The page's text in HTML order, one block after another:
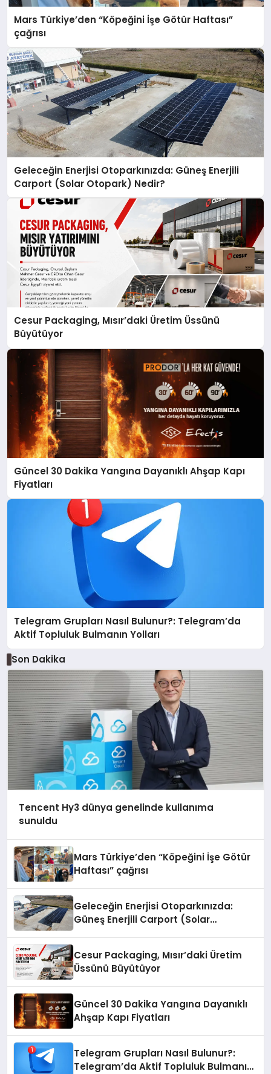
Mars Türkiye’den “Köpeğini İşe Götür Haftası”
çağrısı
Geleceğin Enerjisi Otoparkınızda: Güneş Enerjili
Carport (Solar Otopark) Nedir?
Cesur Packaging, Mısır’daki Üretim Üssünü
Büyütüyor
Güncel 30 Dakika Yangına Dayanıklı Ahşap Kapı
Fiyatları
Telegram Grupları Nasıl Bulunur?: Telegram’da
Aktif Topluluk Bulmanın Yolları
Son Dakika
Tencent Hy3 dünya genelinde kullanıma
sunuldu
Mars Türkiye’den “Köpeğini İşe Götür
Haftası” çağrısı
Geleceğin Enerjisi Otoparkınızda:
Güneş Enerjili Carport (Solar
Cesur Packaging, Mısır’daki Üretim
Üssünü Büyütüyor
Güncel 30 Dakika Yangına Dayanıklı
Ahşap Kapı Fiyatları
Telegram Grupları Nasıl Bulunur?:
Telegram’da Aktif Topluluk Bulmanın